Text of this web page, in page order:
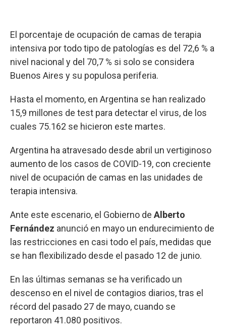
El porcentaje de ocupación de camas de terapia
intensiva por todo tipo de patologías es del 72,6 % a
nivel nacional y del 70,7 % si solo se considera
Buenos Aires y su populosa periferia.
Hasta el momento, en Argentina se han realizado
15,9 millones de test para detectar el virus, de los
cuales 75.162 se hicieron este martes.
Argentina ha atravesado desde abril un vertiginoso
aumento de los casos de COVID-19, con creciente
nivel de ocupación de camas en las unidades de
terapia intensiva.
Ante este escenario, el Gobierno de Alberto
Fernández anunció en mayo un endurecimiento de
las restricciones en casi todo el país, medidas que
se han flexibilizado desde el pasado 12 de junio.
En las últimas semanas se ha verificado un
descenso en el nivel de contagios diarios, tras el
récord del pasado 27 de mayo, cuando se
reportaron 41.080 positivos.